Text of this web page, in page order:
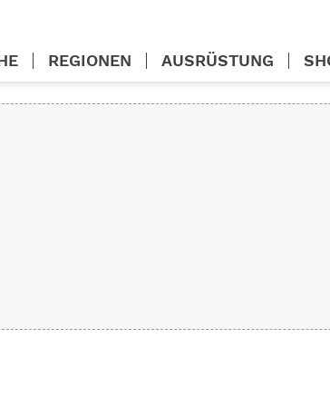
REGIONEN AUSRÜSTUNG